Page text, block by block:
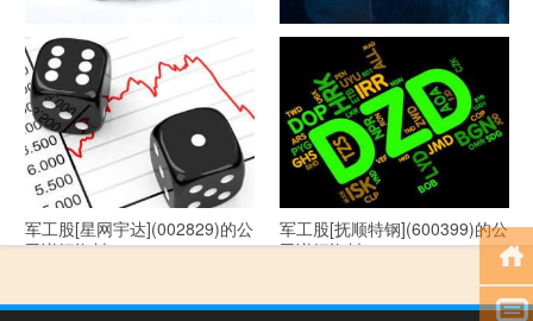
军工股[--](002335)的公司详细
资料
军工股[华自科技](300490)的公
司详细资料
军工股[星网宇达](002829)的公
司详细资料
军工股[抚顺特钢](600399)的公
司详细资料